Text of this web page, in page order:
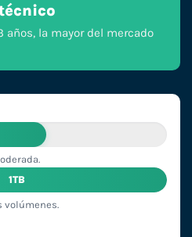
años, la mayor del mercado
1TB
volúmenes.